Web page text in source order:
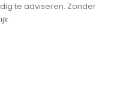
te adviseren. Zonder